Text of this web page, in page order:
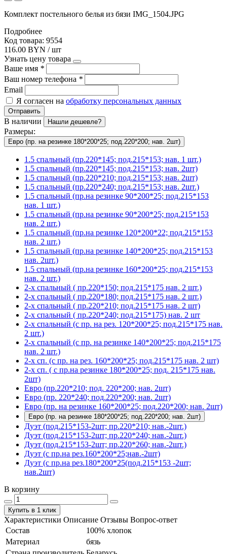
Комплект постельного белья из бязи IMG_1504.JPG
Подробнее
Код товара: 9554
116.00 BYN / шт
Узнать цену товара
Ваше имя *
Ваш номер телефона *
Email
Я согласен на обработку персональных данных
Отправить
В наличии Нашли дешевле?
Размеры:
Евро (пр. на резинке 180*200*25; под.220*200; нав. 2шт)
1.5 спальный (пр.220*145; под.215*153; нав. 1 шт.)
1.5 спальный (пр.220*145; под.215*153; нав. 2шт)
1.5 спальный (пр.220*210; под.215*153; нав. 2шт)
1.5 спальный (пр.220*240; под.215*153; нав. 2шт.)
1.5 спальный (пр.на резинке 90*200*25; под.215*153
нав. 1 шт.)
1.5 спальный (пр.на резинке 90*200*25; под.215*153
нав. 2 шт.)
1.5 спальный (пр.на резинке 120*200*22; под.215*153
нав. 2 шт.)
1.5 спальный (пр.на резинке 140*200*25; под.215*153
нав. 2шт.)
1.5 спальный (пр.на резинке 160*200*25; под.215*153
нав. 2 шт.)
2-х спальный ( пр.220*150; под.215*175 нав. 2 шт.)
2-х спальный ( пр.220*180; под.215*175 нав. 2 шт.)
2-х спальный ( пр.220*210; под.215*175 нав. 2 шт)
2-х спальный ( пр.220*240; под.215*175) нав. 2 шт
2-х спальный (с пр. на рез. 120*200*25; под.215*175 нав.
2 шт.)
2-х спальный (с пр. на резинке 140*200*25; под.215*175
нав. 2 шт.)
2-х сп. (с пр. на рез. 160*200*25; под.215*175 нав. 2 шт)
2-х сп. ( с пр.на резинке 180*200*25; под. 215*175 нав.
2шт)
Евро (пр.220*210; под. 220*200; нав. 2шт)
Евро (пр. 220*240; под.220*200; нав. 2шт)
Евро (пр. на резинке 160*200*25; под.220*200; нав. 2шт)
Евро (пр. на резинке 180*200*25; под.220*200; нав. 2шт)
Дуэт (под.215*153-2шт; пр.220*210; нав.-2шт.)
Дуэт (под.215*153-2шт; пр.220*240; нав.-2шт.)
Дуэт (под.215*153-2шт; пр.220*260; нав.-2шт.)
Дуэт (с пр.на рез.160*200*25;нав.-2шт)
Дуэт (с пр.на рез.180*200*25(под.215*153 -2шт;
нав.2шт)
В корзину
Купить в 1 клик
Характеристики Описание Отзывы Вопрос-ответ
Состав
100% хлопок
Материал
бязь